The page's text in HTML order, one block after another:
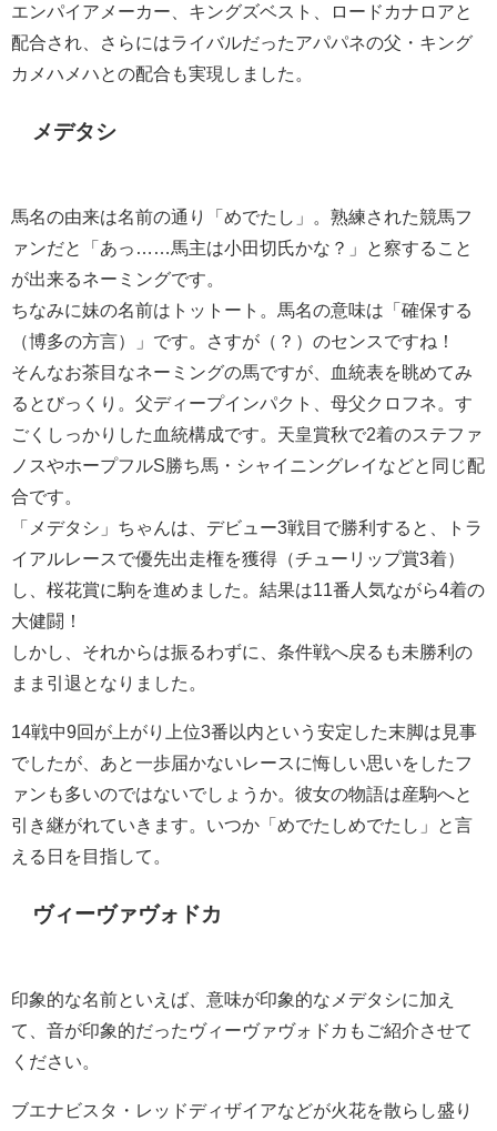
エンパイアメーカー、キングズベスト、ロードカナロアと
配合され、さらにはライバルだったアパパネの父・キング
カメハメハとの配合も実現しました。
メデタシ
馬名の由来は名前の通り「めでたし」。熟練された競馬フ
ァンだと「あっ……馬主は小田切氏かな？」と察すること
が出来るネーミングです。
ちなみに妹の名前はトットート。馬名の意味は「確保する
（博多の方言）」です。さすが（？）のセンスですね！
そんなお茶目なネーミングの馬ですが、血統表を眺めてみ
るとびっくり。父ディープインパクト、母父クロフネ。す
ごくしっかりした血統構成です。天皇賞秋で2着のステファ
ノスやホープフルS勝ち馬・シャイニングレイなどと同じ配
合です。
「メデタシ」ちゃんは、デビュー3戦目で勝利すると、トラ
イアルレースで優先出走権を獲得（チューリップ賞3着）
し、桜花賞に駒を進めました。結果は11番人気ながら4着の
大健闘！
しかし、それからは振るわずに、条件戦へ戻るも未勝利の
まま引退となりました。
14戦中9回が上がり上位3番以内という安定した末脚は見事
でしたが、あと一歩届かないレースに悔しい思いをしたフ
ァンも多いのではないでしょうか。彼女の物語は産駒へと
引き継がれていきます。いつか「めでたしめでたし」と言
える日を目指して。
ヴィーヴァヴォドカ
印象的な名前といえば、意味が印象的なメデタシに加え
て、音が印象的だったヴィーヴァヴォドカもご紹介させて
ください。
ブエナビスタ・レッドディザイアなどが火花を散らし盛り